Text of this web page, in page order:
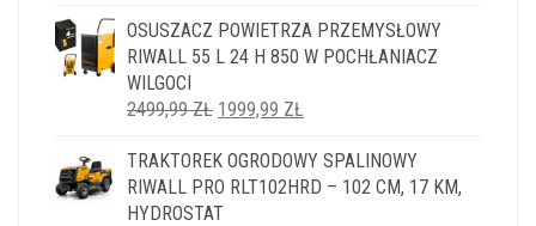
WYNOSIŁA:
1499,99 ZŁ.
WYNOSI:
1199,99 ZŁ.
OSUSZACZ POWIETRZA PRZEMYSŁOWY
RIWALL 55 L 24 H 850 W POCHŁANIACZ
WILGOCI
2499,99ZŁ PIERWOTNA
WYNOSIŁA:
2499,99 ZŁ.
1999,99 ZŁ
WYNOSI:
1999,99 ZŁ.
TRAKTOREK OGRODOWY SPALINOWY
RIWALL PRO RLT102HRD – 102 CM, 17 KM,
HYDROSTAT